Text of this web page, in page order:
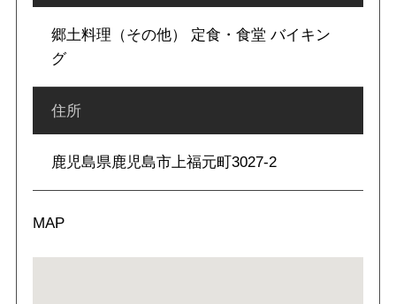
郷土料理（その他） 定食・食堂 バイキン
グ
住所
鹿児島県鹿児島市上福元町3027-2
MAP